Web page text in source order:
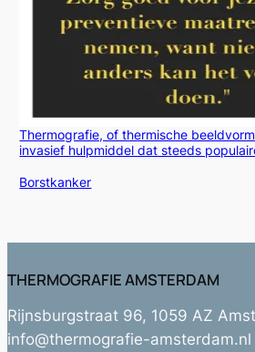
Thermografie, of thermische
invasief hulpmiddel dat steeds
In relatie tot
Borstkanker
THERMOGRAFIE AMSTERDAM
Rijnsburgstraat 96, 1059 AZ
info@thermografie-amsterdam.nl